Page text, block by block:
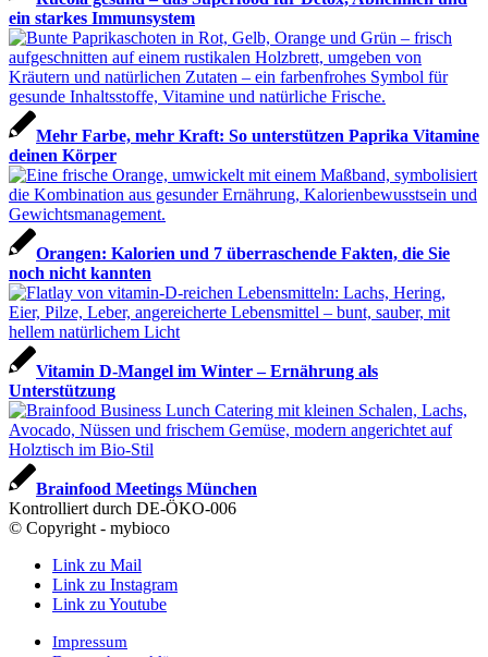
ein starkes Immunsystem
Mehr Farbe, mehr Kraft: So unterstützen Paprika Vitamine
deinen Körper
Orangen: Kalorien und 7 überraschende Fakten, die Sie
noch nicht kannten
Vitamin D-Mangel im Winter – Ernährung als
Unterstützung
Brainfood Meetings München
Kontrolliert durch DE-ÖKO-006
© Copyright - mybioco
Link zu Mail
Link zu Instagram
Link zu Youtube
Impressum